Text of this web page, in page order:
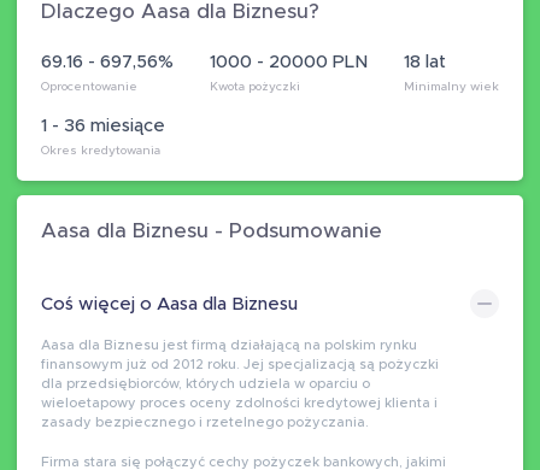
Dlaczego Aasa dla Biznesu?
69.16 - 697,56%
Oprocentowanie
1000 - 20000 PLN
Kwota pożyczki
1 - 36 miesiące
Okres kredytowania
18 lat
Minimalny wiek
Aasa dla Biznesu - Podsumowanie
Coś więcej o Aasa dla Biznesu
Aasa dla Biznesu jest firmą działającą na polskim rynku
finansowym już od 2012 roku. Jej specjalizacją są pożyczki
dla przedsiębiorców, których udziela w oparciu o
wieloetapowy proces oceny zdolności kredytowej klienta i
zasady bezpiecznego i rzetelnego pożyczania.
Firma stara się połączyć cechy pożyczek bankowych, jakimi